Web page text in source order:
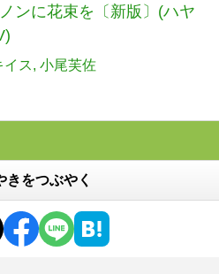
ンに花束を〔新版〕(ハヤ
イス 小尾芙佐
きをつぶやく